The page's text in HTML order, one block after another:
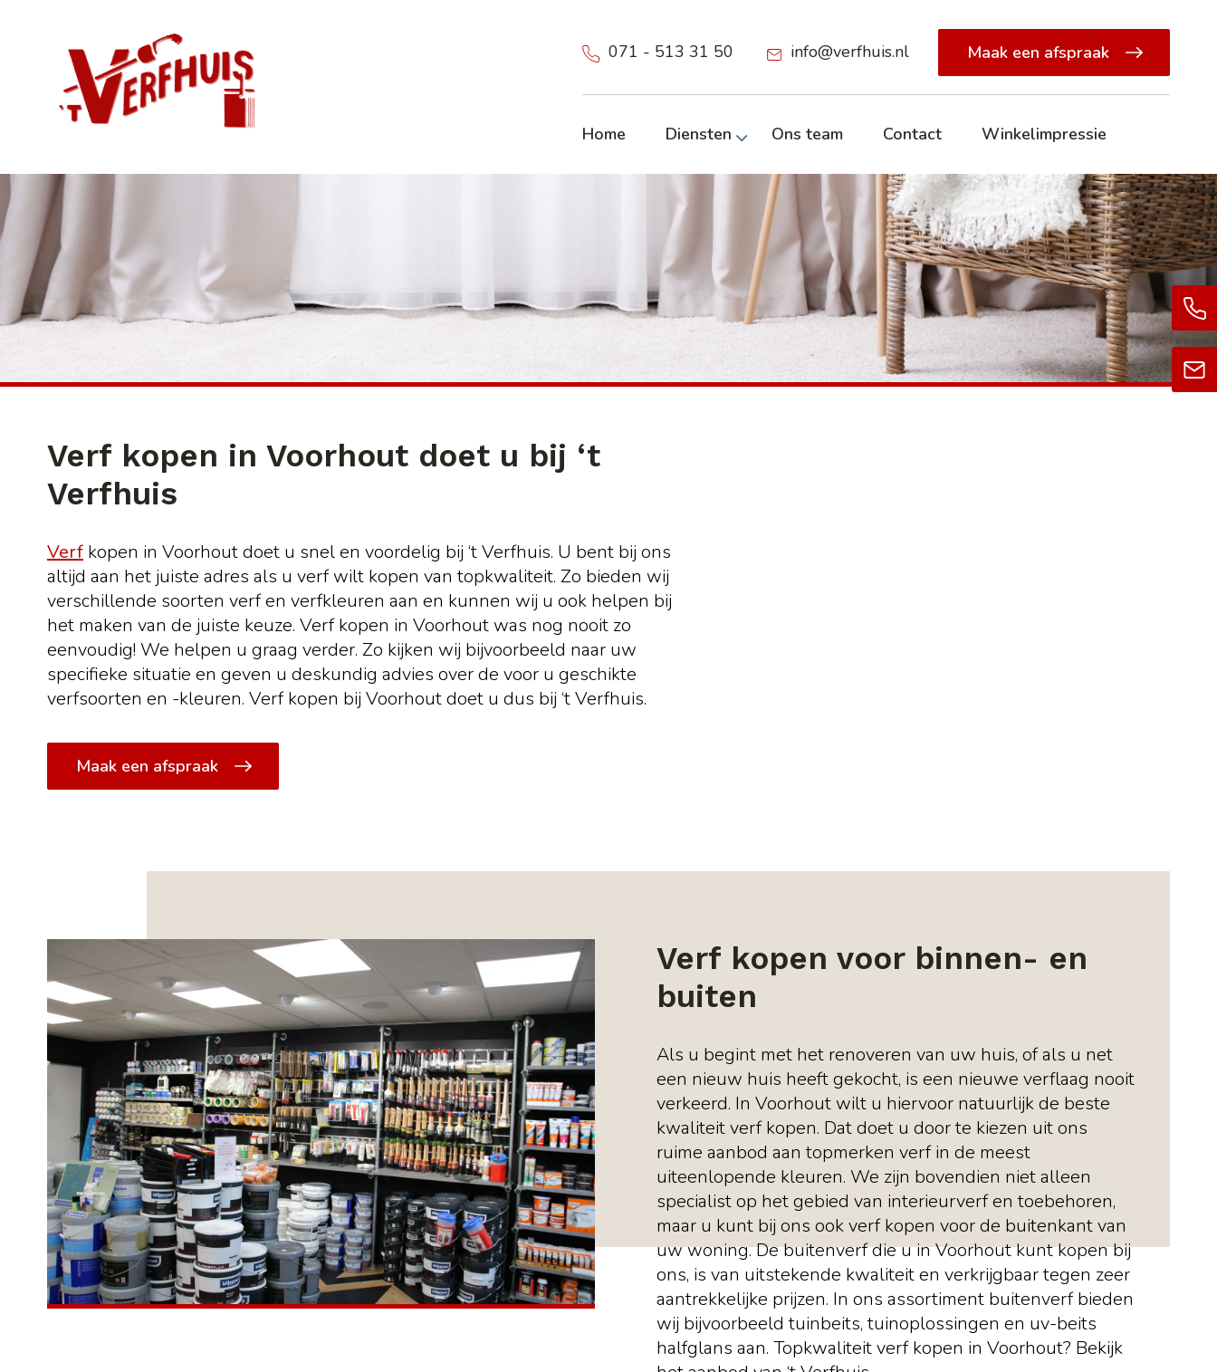
071 - 513 31 50 info@verfhuis.nl Maak een afspraak
Home Diensten Ons team Contact Winkelimpressie
Verf kopen in Voorhout doet u bij ‘t
Verfhuis
Verf kopen in Voorhout doet u snel en voordelig bij ‘t Verfhuis. U bent bij ons
altijd aan het juiste adres als u verf wilt kopen van topkwaliteit. Zo bieden wij
verschillende soorten verf en verfkleuren aan en kunnen wij u ook helpen bij
het maken van de juiste keuze. Verf kopen in Voorhout was nog nooit zo
eenvoudig! We helpen u graag verder. Zo kijken wij bijvoorbeeld naar uw
specifieke situatie en geven u deskundig advies over de voor u geschikte
verfsoorten en -kleuren. Verf kopen bij Voorhout doet u dus bij ‘t Verfhuis.
Maak een afspraak
Verf kopen voor binnen- en
buiten
Als u begint met het renoveren van uw huis, of als u net
een nieuw huis heeft gekocht, is een nieuwe verflaag nooit
verkeerd. In Voorhout wilt u hiervoor natuurlijk de beste
kwaliteit verf kopen. Dat doet u door te kiezen uit ons
ruime aanbod aan topmerken verf in de meest
uiteenlopende kleuren. We zijn bovendien niet alleen
specialist op het gebied van interieurverf en toebehoren,
maar u kunt bij ons ook verf kopen voor de buitenkant van
uw woning. De buitenverf die u in Voorhout kunt kopen bij
ons, is van uitstekende kwaliteit en verkrijgbaar tegen zeer
aantrekkelijke prijzen. In ons assortiment buitenverf bieden
wij bijvoorbeeld tuinbeits, tuinoplossingen en uv-beits
halfglans aan. Topkwaliteit verf kopen in Voorhout? Bekijk